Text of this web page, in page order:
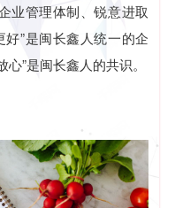
业管理体制、锐意进取
”是闽长鑫 人统一的企
”是闽长鑫人的共识。